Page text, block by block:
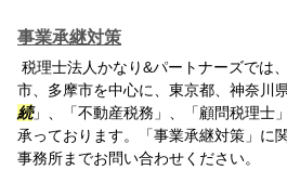
事業承継対策
税理士法人かなり&パートナーズでは
市、多摩市を中心に、東京都、神奈川
続」、「不動産税務」、「顧問税理士
承っております。「事業承継対策」に
事務所までお問い合わせください。